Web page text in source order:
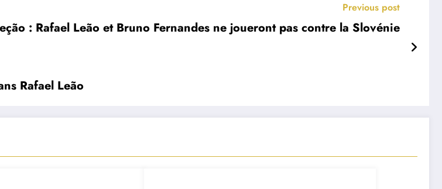
Previous post
: Rafael Leão et Bruno Fernandes ne joueront pas contre la Slovénie
Rafael Leão